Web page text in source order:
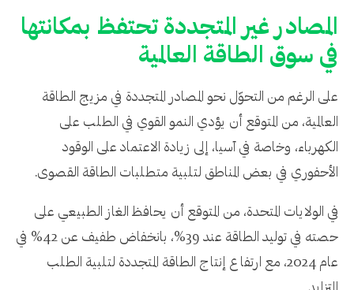
المصادر غير المتجددة تحتفظ بمكانتها
في سوق الطاقة العالمية
على الرغم من التحوّل نحو المصادر المتجددة في مزيج الطاقة
العالمية، من المتوقع أن يؤدي النمو القوي في الطلب على
الكهرباء، وخاصة في آسيا، إلى زيادة الاعتماد على الوقود
الأحفوري في بعض المناطق لتلبية متطلبات الطاقة القصوى.
في الولايات المتحدة، من المتوقع أن يحافظ الغاز الطبيعي على
حصته في توليد الطاقة عند 39%، بانخفاض طفيف عن 42% في
عام 2024، مع ارتفاع إنتاج الطاقة المتجددة لتلبية الطلب